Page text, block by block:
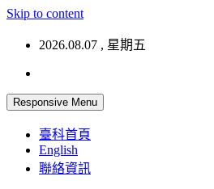
Skip to content
2026.08.07 , 星期五
Responsive Menu
臺科首頁
English
聯絡資訊